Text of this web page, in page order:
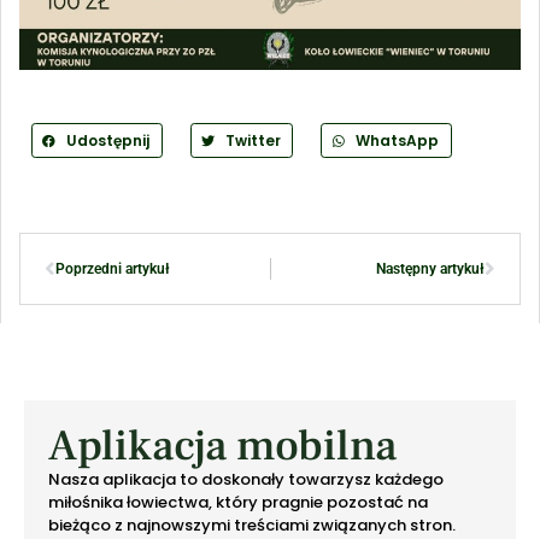
Udostępnij Twitter WhatsApp
Poprzedni artykuł Następny artykuł
Aplikacja mobilna
Nasza aplikacja to doskonały towarzysz każdego
miłośnika łowiectwa, który pragnie pozostać na
bieżąco z najnowszymi treściami związanych stron.